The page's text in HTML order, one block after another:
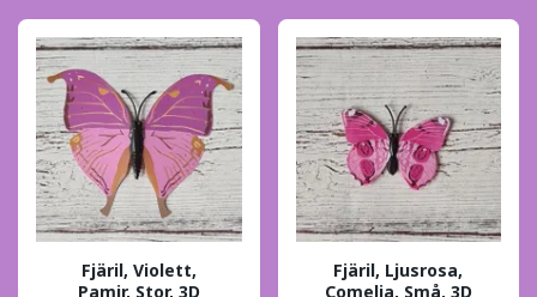
Fjäril, Violett,
Pamir, Stor, 3D
Fjäril, Ljusrosa,
Comelia, Små, 3D